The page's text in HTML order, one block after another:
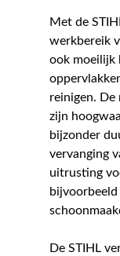
Met de
werkbereik
ook moeilijk
reinigen. De
zijn
bijzonder
vervanging
uitrusting
De STIHL